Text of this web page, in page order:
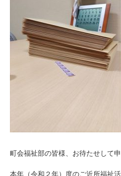
町会福祉部の皆様、お待たせして
本年（令和２年）度のご近所福祉